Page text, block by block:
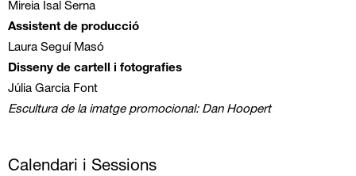
Mireia Isal Serna
Assistent de producció
Laura Seguí Masó
Disseny de cartell i fotografies
Júlia Garcia Font
Escultura de la imatge promocional: Dan Hoopert
Calendari i Sessions